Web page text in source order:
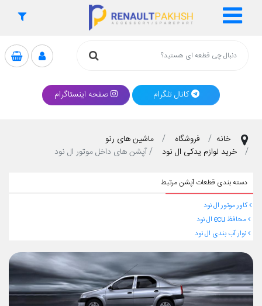
کانال تلگرام صفحه اینستاگرام
خانه فروشگاه
ماشین های رنو
خرید لوازم یدکی ال نود
آپشن های داخل موتور ال نود
دسته بندی قطعات آپشن مرتبط
کاور موتور ال نود
محافظ ecu ال نود
نوار آب بندی ال نود